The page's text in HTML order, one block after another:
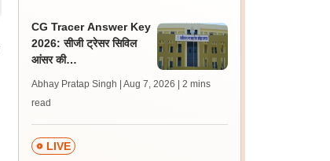
CG Tracer Answer Key
2026: सीजी ट्रेसर सिविल
आंसर की
पर जारी, 13 अगस्त तक उठाएं
आपत्ति
Abhay Pratap Singh | Aug 7, 2026
| 2 mins
read
LIVE